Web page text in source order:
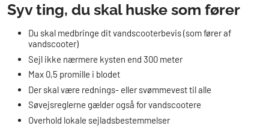
Syv ting, du skal huske som fører
Du skal medbringe dit vandscooterbevis (som fører af
vandscooter)
Sejl ikke nærmere kysten end 300 meter
Max 0,5 promille i blodet
Der skal være rednings- eller svømmevest til alle
Søvejsreglerne gælder også for vandscootere
Overhold lokale sejladsbestemmelser